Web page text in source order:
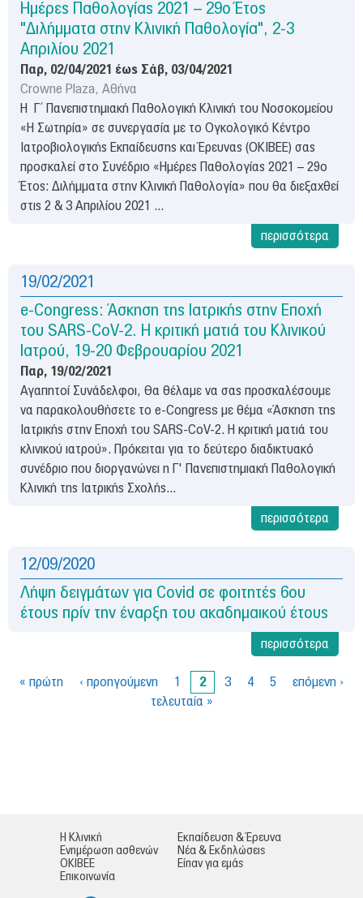
Ημέρες Παθολογίας 2021 – 29ο Έτος
"Διλήμματα στην Κλινική Παθολογία", 2-3
Απριλίου 2021
Παρ, 02/04/2021 έως Σάβ, 03/04/2021
Crowne Plaza, Αθήνα
Η Γ΄ Πανεπιστημιακή Παθολογική Κλινική του Νοσοκομείου
«Η Σωτηρία» σε συνεργασία με το Ογκολογικό Κέντρο
Ιατροβιολογικής Εκπαίδευσης και Έρευνας (ΟΚΙΒΕΕ) σας
προσκαλεί στο Συνέδριο «Ημέρες Παθολογίας 2021 – 29ο
Έτος: Διλήμματα στην Κλινική Παθολογία» που θα διεξαχθεί
στις 2 & 3 Απριλίου 2021 ...
περισσότερα
19/02/2021
e-Congress: Άσκηση της Ιατρικής στην Εποχή
του SARS-CoV-2. Η κριτική ματιά του Κλινικού
Ιατρού, 19-20 Φεβρουαρίου 2021
Παρ, 19/02/2021
Αγαπητοί Συνάδελφοι, Θα θέλαμε να σας προσκαλέσουμε
να παρακολουθήσετε το e-Congress με θέμα «Άσκηση της
Ιατρικής στην Εποχή του SARS-CoV-2. Η κριτική ματιά του
κλινικού ιατρού». Πρόκειται για το δεύτερο διαδικτυακό
συνέδριο που διοργανώνει η Γ' Πανεπιστημιακή Παθολογική
Κλινική της Ιατρικής Σχολής...
περισσότερα
12/09/2020
Λήψη δειγμάτων για Covid σε φοιτητές 6ου
έτους πρίν την έναρξη του ακαδημαικού έτους
περισσότερα
« πρώτη ‹ προηγούμενη 1 2 3 4 5
επόμενη ›
τελευταία »
Η Κλινική
Εκπαίδευση & Έρευνα
Ενημέρωση ασθενών
Νέα & Εκδηλώσεις
ΟΚΙΒΕΕ
Είπαν για εμάς
Επικοινωνία